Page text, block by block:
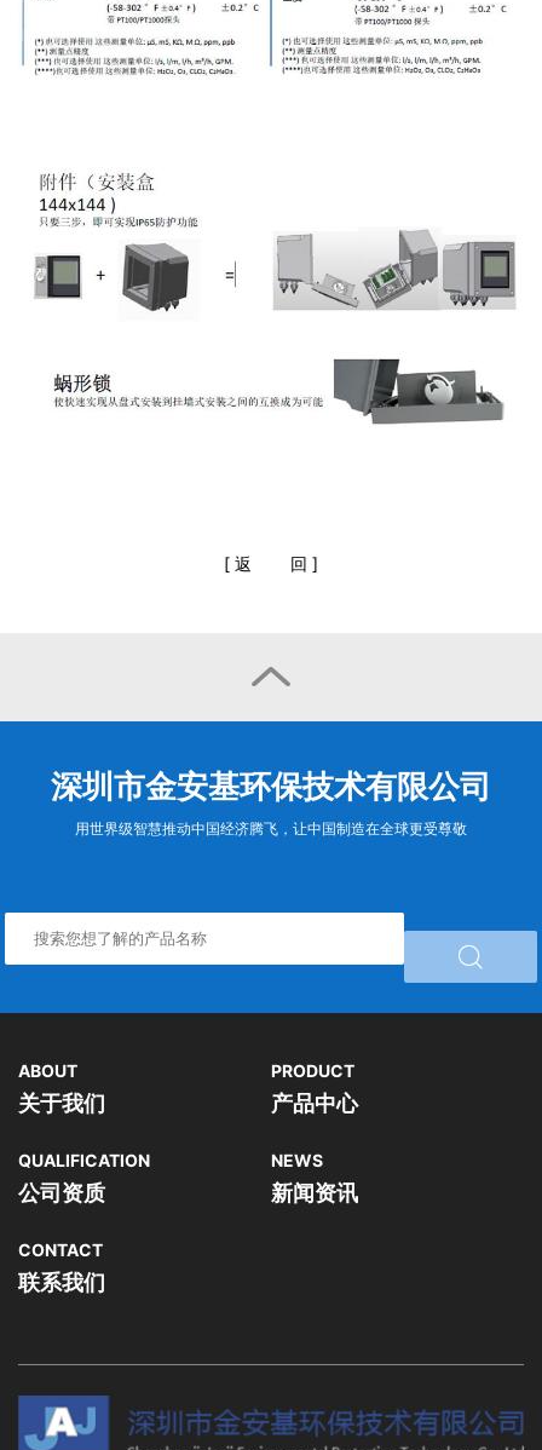
[ 返 回 ]

深圳市金安基环保技术有限公司
用世界级智慧推动中国经济腾飞，让中国制造在全球更受尊敬

ABOUT
关于我们
PRODUCT
产品中心
QUALIFICATION
公司资质
NEWS
新闻资讯
CONTACT
联系我们